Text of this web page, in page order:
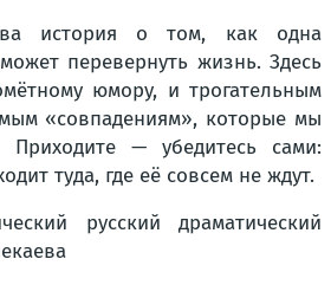
история о том, как одна
перевернуть жизнь. Здесь
юмору, и трогательным
«совпадениям», которые мы
Приходите — убедитесь сами:
туда, где её совсем не ждут.
русский драматический